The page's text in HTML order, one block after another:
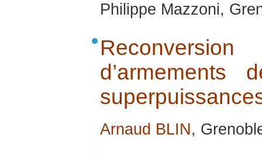
Philippe Mazzoni,
d’armements
Arnaud BLIN,